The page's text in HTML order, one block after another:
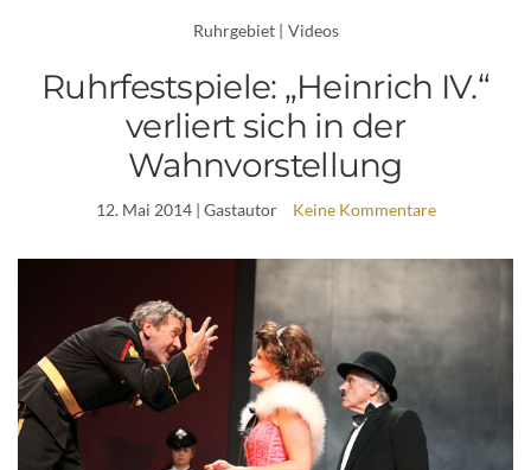
Ruhrgebiet | Videos
Ruhrfestspiele: „Heinrich IV.“
verliert sich in der
Wahnvorstellung
12. Mai 2014| Gastautor Keine Kommentare